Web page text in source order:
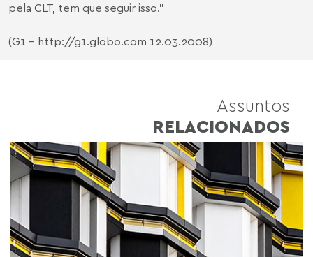
pela CLT, tem que seguir isso."
(G1 - http://g1.globo.com 12.03.2008)
Assuntos
RELACIONADOS